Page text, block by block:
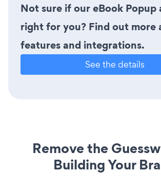
Not sure if our eBook Popup
right for you? Find out more
features and integrations.
See the details
Remove the
Building Your